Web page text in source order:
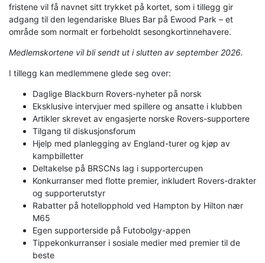
fristene vil få navnet sitt trykket på kortet, som i tillegg gir
adgang til den legendariske Blues Bar på Ewood Park – et
område som normalt er forbeholdt sesongkortinnehavere.
Medlemskortene vil bli sendt ut i slutten av september 2026.
I tillegg kan medlemmene glede seg over:
Daglige Blackburn Rovers-nyheter på norsk
Eksklusive intervjuer med spillere og ansatte i klubben
Artikler skrevet av engasjerte norske Rovers-supportere
Tilgang til diskusjonsforum
Hjelp med planlegging av England-turer og kjøp av
kampbilletter
Deltakelse på BRSCNs lag i supportercupen
Konkurranser med flotte premier, inkludert Rovers-drakter
og supporterutstyr
Rabatter på hotellopphold ved Hampton by Hilton nær
M65
Egen supporterside på Futobolgy-appen
Tippekonkurranser i sosiale medier med premier til de
beste